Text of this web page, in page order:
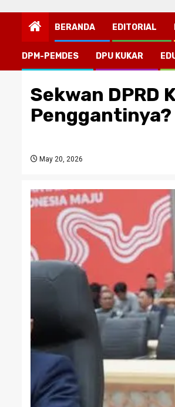
BERANDA EDITORIAL
DPM-PEMDES DPU KUKAR
Sekwan DPRD
Penggantinya?
May 20, 2026